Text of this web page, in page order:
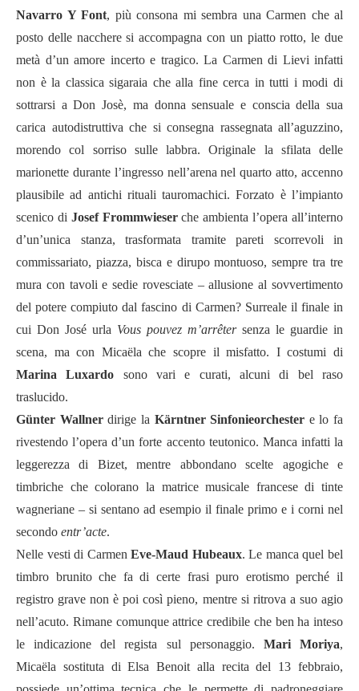
Navarro Y Font, più consona mi sembra una Carmen che al
posto delle nacchere si accompagna con un piatto rotto, le due
metà d’un amore incerto e tragico. La Carmen di Lievi infatti
non è la classica sigaraia che alla fine cerca in tutti i modi di
sottrarsi a Don Josè, ma donna sensuale e conscia della sua
carica autodistruttiva che si consegna rassegnata all’aguzzino,
morendo col sorriso sulle labbra. Originale la sfilata delle
marionette durante l’ingresso nell’arena nel quarto atto, accenno
plausibile ad antichi rituali tauromachici. Forzato è l’impianto
scenico di Josef Frommwieserche ambienta l’opera all’interno
d’un’unica stanza, trasformata tramite pareti scorrevoli in
commissariato, piazza, bisca e dirupo montuoso, sempre tra tre
mura con tavoli e sedie rovesciate – allusione al sovvertimento
del potere compiuto dal fascino di Carmen? Surreale il finale in
cui Don José urla Vous pouvez m’arrêtersenza le guardie in
scena, ma con Micaëla che scopre il misfatto. I costumi di
Marina Luxardo sono vari e curati, alcuni di bel raso
traslucido.
Günter Wallnerdirige la Kärntner Sinfonieorchester e lo fa
rivestendo l’opera d’un forte accento teutonico. Manca infatti la
leggerezza di Bizet, mentre abbondano scelte agogiche e
timbriche che colorano la matrice musicale francese di tinte
wagneriane – si sentano ad esempio il finale primo e i corni nel
secondo entr’acte.
Nelle vesti di CarmenEve-Maud Hubeaux. Le manca quel bel
timbro brunito che fa di certe frasi puro erotismo perché il
registro grave non è poi così pieno, mentre si ritrova a suo agio
nell’acuto. Rimane comunque attrice credibile che ben ha inteso
le indicazione del regista sul personaggio. Mari Moriya,
Micaëla sostituta di Elsa Benoit alla recita del 13 febbraio,